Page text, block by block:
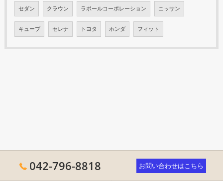
セダン クラウン ラポールコーポレーション ニッサン
キューブ セレナ トヨタ ホンダ フィット
042-796-8818 お問い合わせはこちら